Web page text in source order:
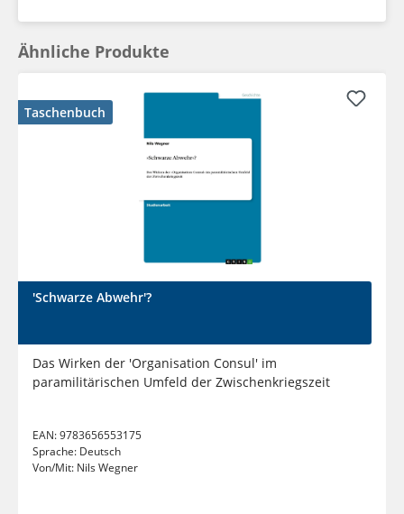
Ähnliche Produkte
Taschenbuch
'Schwarze Abwehr'?
Das Wirken der 'Organisation Consul' im
paramilitärischen Umfeld der Zwischenkriegszeit
EAN:9783656553175
Sprache: Deutsch
Von/Mit: Nils Wegner